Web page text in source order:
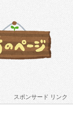
スポンサード リンク